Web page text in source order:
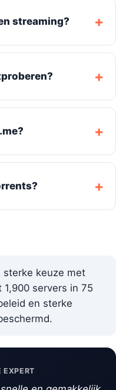
streaming?
sterke keuze met
servers in 75
en sterke
EXPERT